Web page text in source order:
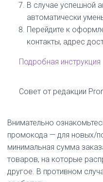
В случае успешной
автоматически
Перейдите к
контакты, адрес
Подробная инструкция
Совет от редакции
Внимательно
промокода — для новых/
минимальная сумма
товаров, на которые
другое. В противном